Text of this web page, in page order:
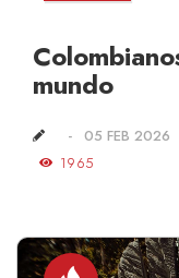
mundo
05 FEB 2026
1965